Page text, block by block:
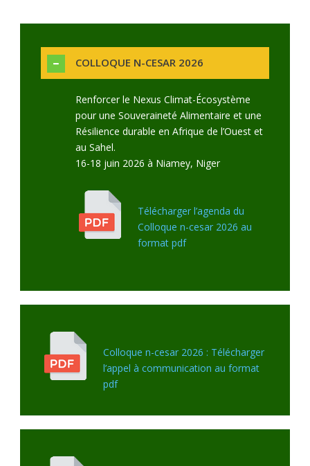
COLLOQUE N-CESAR 2026
Renforcer le Nexus Climat-Écosystème
pour une Souveraineté Alimentaire et une
Résilience durable en Afrique de l’Ouest et
au Sahel.
16-18 juin 2026 à Niamey, Niger
Télécharger l’agenda du
Colloque n-cesar 2026 au
format pdf
Colloque n-cesar 2026 : Télécharger
l’appel à communication au format
pdf